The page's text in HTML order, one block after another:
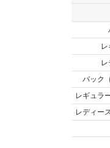
レ
レ
バック
レギュラ
レディー